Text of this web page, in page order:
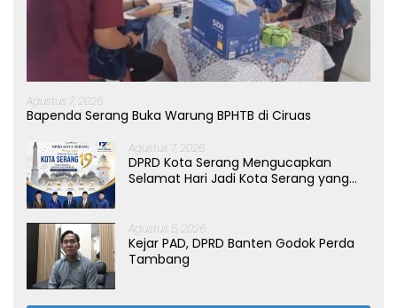
Agustus 7, 2026
Bapenda Serang Buka Warung BPHTB di Ciruas
Agustus 7, 2026
DPRD Kota Serang Mengucapkan
Selamat Hari Jadi Kota Serang yang
Agustus 5, 2026
Kejar PAD, DPRD Banten Godok Perda
Tambang